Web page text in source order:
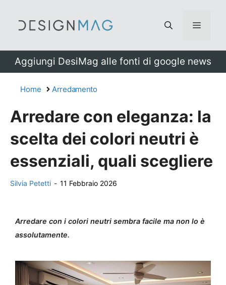
Menu
Aggiungi DesiMag alle fonti di google news
Home Arredamento
Arredare con eleganza: la
scelta dei colori neutri è
essenziali, quali scegliere
Silvia Petetti - 11 Febbraio 2026
Arredare con i colori neutri sembra facile ma non lo è
assolutamente.